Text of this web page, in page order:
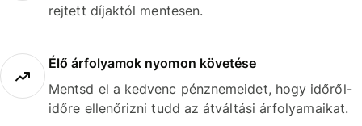
rejtett díjaktól mentesen.
Élő árfolyamok nyomon követése
Mentsd el a kedvenc pénznemeidet, hogy időről-
időre ellenőrizni tudd az átváltási árfolyamaikat.